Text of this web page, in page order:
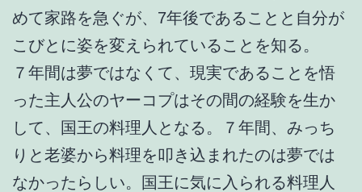
めて家路を急ぐが、7年後であることと自分が
こびとに姿を変えられていることを知る。
７年間は夢ではなくて、現実であることを悟
った主人公のヤーコプはその間の経験を生か
して、国王の料理人となる。７年間、みっち
りと老婆から料理を叩き込まれたのは夢では
なかったらしい。国王に気に入られる料理人